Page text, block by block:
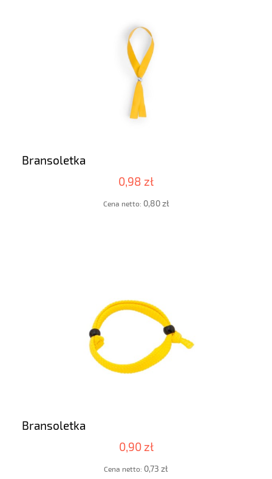
Bransoletka
0,98 zł
Cena netto: 0,80 zł
Bransoletka
0,90 zł
Cena netto: 0,73 zł